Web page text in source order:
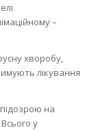
–
хворобу,
лікування
на
у